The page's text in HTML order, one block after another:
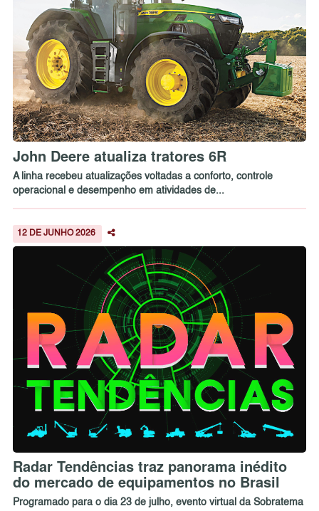
John Deere atualiza tratores 6R
A linha recebeu atualizações voltadas a conforto, controle
operacional e desempenho em atividades de...
12 DE JUNHO 2026
Radar Tendências traz panorama inédito
do mercado de equipamentos no Brasil
Programado para o dia 23 de julho, evento virtual da Sobratema